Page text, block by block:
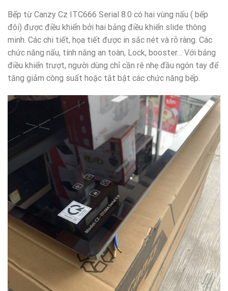
Bếp từ Canzy Cz ITC666 Serial 8.0 có hai vùng nấu ( bếp
đôi) được điều khiển bởi hai bảng điều khiển slide thông
minh. Các chi tiết, họa tiết được in sắc nét và rõ ràng. Các
chức năng nấu, tính năng an toàn, Lock, booster… Với bảng
điều khiển trượt, người dùng chỉ cần rê nhẹ đầu ngón tay để
tăng giảm công suất hoặc tắt bật các chức năng bếp.